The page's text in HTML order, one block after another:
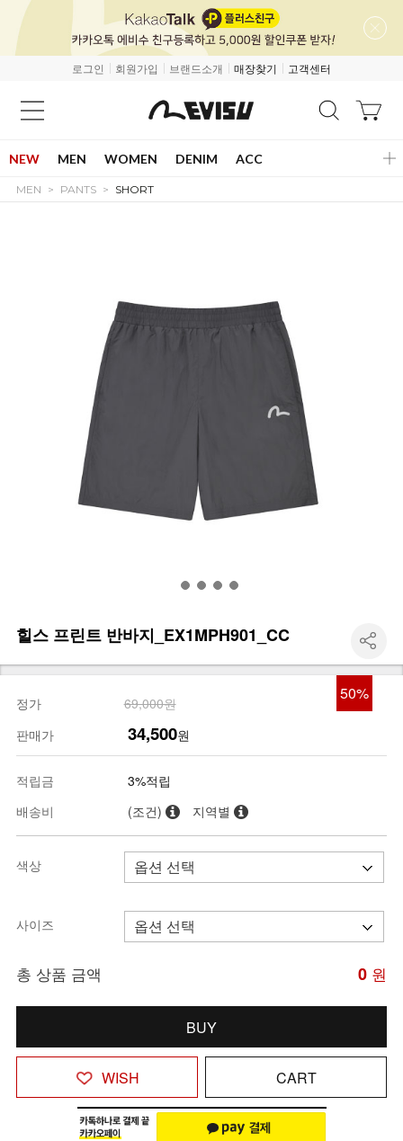
로그인 회원가입 브랜드소개 매장찾기 고객센터
NEW MEN WOMEN DENIM ACC
MEN PANTS SHORT
힐스 프린트 반바지_EX1MPH901_CC
50%
정가
69,000원
판매가
34,500원
적립금
3%적립
배송비
(조건) 지역별
색상
사이즈
총 상품 금액 0 원
BUY
WISH CART